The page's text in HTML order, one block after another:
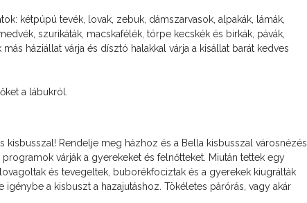
kétpúpú tevék, lovak, zebuk, dámszarvasok, alpakák, lámák,
szurikáták, macskafélék, törpe kecskék és birkák, pávák,
háziállat várja és dísztó halakkal várja a kisállat barát kedves
a lábukról.
kisbusszal! Rendelje meg házhoz és a Bella kisbusszal városnézés
várják a gyerekeket és felnőtteket. Miután tettek egy
és tevegeltek, buborékfociztak és a gyerekek kiugrálták
a kisbuszt a hazajutáshoz. Tökéletes párórás, vagy akár